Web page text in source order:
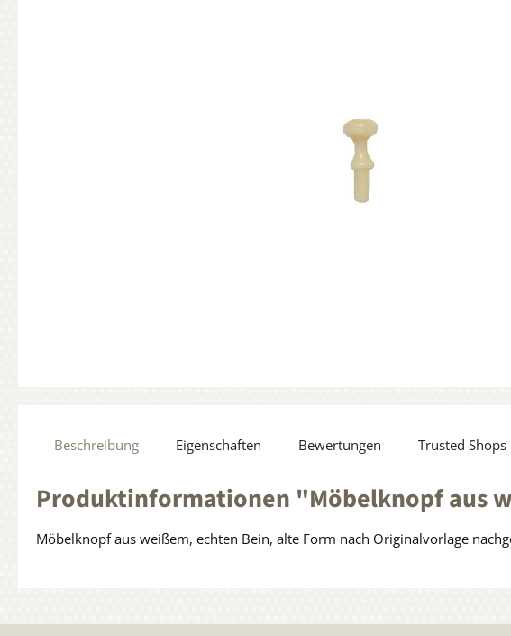
Beschreibung Eigenschaften Bewertungen Trusted
Produktinformationen "Möbelknopf aus
Möbelknopf aus weißem, echten Bein, alte Form nach Originalvorlage